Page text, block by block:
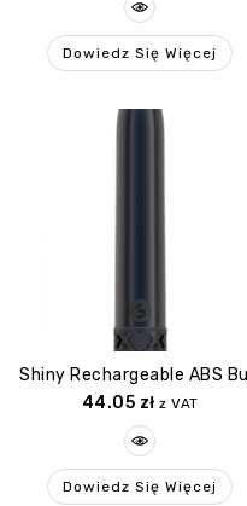
Dowiedz Się Więcej
44.05 zł z VAT
Dowiedz Się Więcej